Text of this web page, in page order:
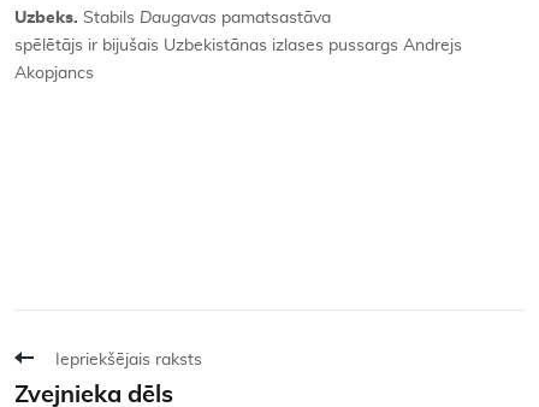
Uzbeks. Stabils Daugavas pamatsastāva
spēlētājs ir bijušais Uzbekistānas izlases pussargs Andrejs
Akopjancs
Iepriekšējais raksts
Zvejnieka dēls